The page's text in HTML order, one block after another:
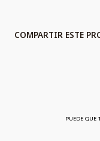
COMPARTIR ESTE
PUEDE QUE